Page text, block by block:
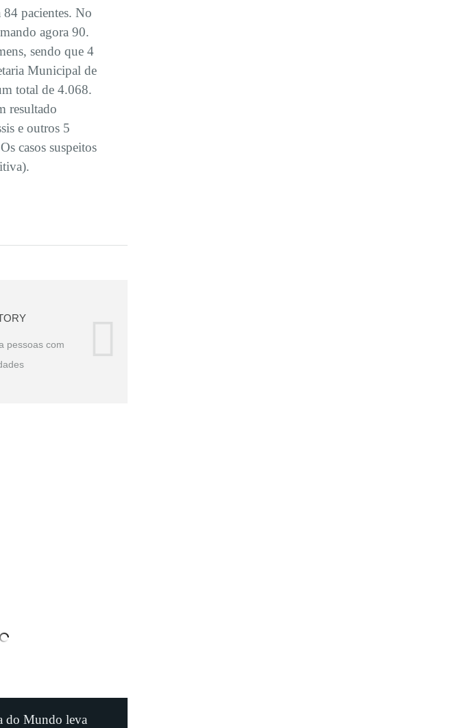
pacientes. No
agora 90.
sendo que 4
Municipal de
total de 4.068.
resultado
e outros 5
casos suspeitos
pessoas com
do Mundo leva